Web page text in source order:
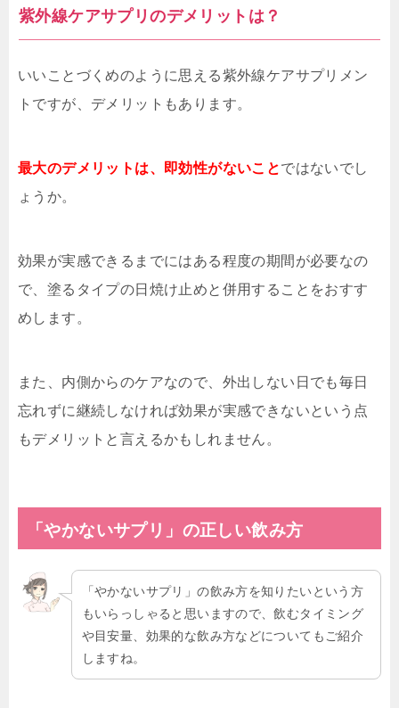
紫外線ケアサプリのデメリットは？
いいことづくめのように思える紫外線ケアサプリメン
トですが、デメリットもあります。
最大のデメリットは、即効性がないことではないでし
ょうか。
効果が実感できるまでにはある程度の期間が必要なの
で、塗るタイプの日焼け止めと併用することをおすす
めします。
また、内側からのケアなので、外出しない日でも毎日
忘れずに継続しなければ効果が実感できないという点
もデメリットと言えるかもしれません。
「やかないサプリ」の正しい飲み方
「やかないサプリ」の飲み方を知りたいという方
もいらっしゃると思いますので、飲むタイミング
や目安量、効果的な飲み方などについてもご紹介
しますね。